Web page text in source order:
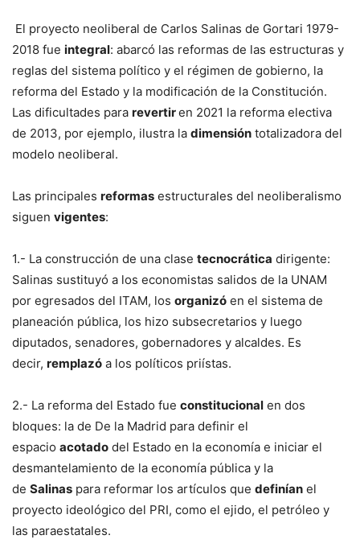
El proyecto neoliberal de Carlos Salinas de Gortari 1979-
2018 fue integral: abarcó las reformas de las estructuras y
reglas del sistema político y el régimen de gobierno, la
reforma del Estado y la modificación de la Constitución.
Las dificultades para revertiren 2021 la reforma electiva
de 2013, por ejemplo, ilustra la dimensión totalizadora del
modelo neoliberal.
Las principales reformas estructurales del neoliberalismo
siguen vigentes:
1.- La construcción de una clase tecnocrática dirigente:
Salinas sustituyó a los economistas salidos de la UNAM
por egresados del ITAM, los organizó en el sistema de
planeación pública, los hizo subsecretarios y luego
diputados, senadores, gobernadores y alcaldes. Es
decir, remplazó a los políticos priístas.
2.- La reforma del Estado fue constitucional en dos
bloques: la de De la Madrid para definir el
espacio acotado del Estado en la economía e iniciar el
desmantelamiento de la economía pública y la
de Salinas para reformar los artículos que definían el
proyecto ideológico del PRI, como el ejido, el petróleo y
las paraestatales.